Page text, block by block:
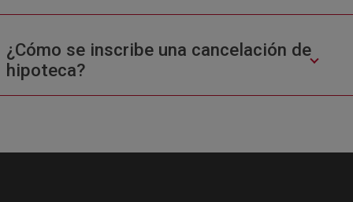
¿Cómo se inscribe una cancelación de
hipoteca?